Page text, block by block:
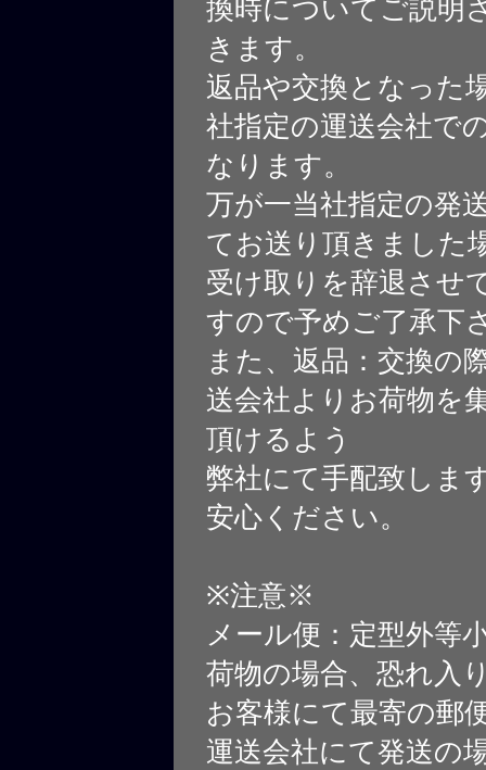
換時についてご説明
きます。
返品や交換となった
社指定の運送会社で
なります。
万が一当社指定の発
てお送り頂きました
受け取りを辞退させ
すので予めご了承下
また、返品：交換の
送会社よりお荷物を
頂けるよう
弊社にて手配致しま
安心ください。
※注意※
メール便：定型外等
荷物の場合、恐れ入
お客様にて最寄の郵
運送会社にて発送の